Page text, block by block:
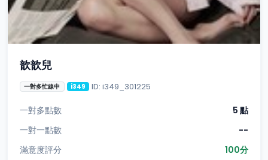
歆歆兒
一對多忙線中 i349 ID: i349_301225
一對多點數
5 點
一對一點數
--
滿意度評分
100分